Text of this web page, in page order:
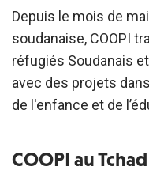
Depuis le mois de
soudanaise, COOPI
réfugiés Soudanais
avec des projets
de l'enfance et de
COOPI au